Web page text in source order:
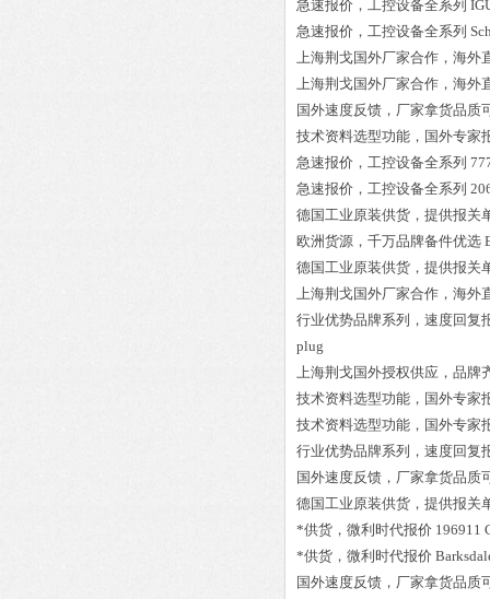
急速报价，工控设备全系列
急速报价，工控设备全系列
上海荆戈国外厂家合作，海外
上海荆戈国外厂家合作，海外
国外速度反馈，厂家拿货品质
技术资料选型功能，国外专家
急速报价，工控设备全系列
急速报价，工控设备全系列
德国工业原装供货，提供报关
欧洲货源，千万品牌备件优选
德国工业原装供货，提供报关
上海荆戈国外厂家合作，海外
行业优势品牌系列，速度回复
plug
上海荆戈国外授权供应，品牌
技术资料选型功能，国外专家
技术资料选型功能，国外专家
行业优势品牌系列，速度回复
国外速度反馈，厂家拿货品质
德国工业原装供货，提供报关
*供货，微利时代报价 196911
*供货，微利时代报价
国外速度反馈，厂家拿货品质